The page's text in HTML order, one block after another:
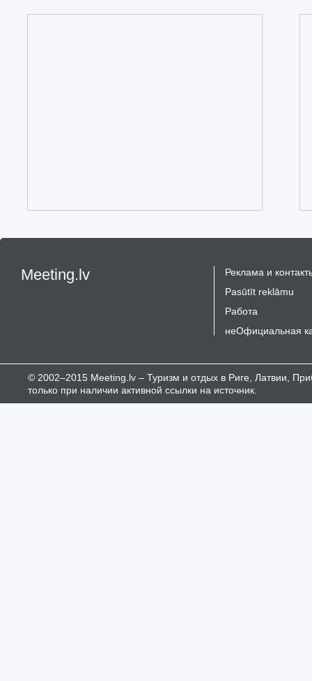
Meeting.lv
Реклама и
Pasūtīt reklāmu
Работа
неОфициальная
© 2002–2015 Meeting.lv – Туризм и отдых в Риге, Латвии,
только при наличии активной ссылки на источник.